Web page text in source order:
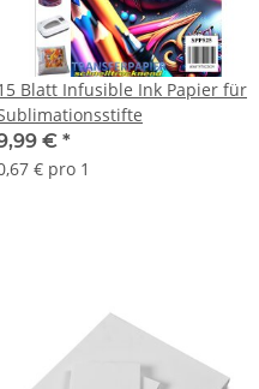
Blatt Infusible Ink Papier für
€ *
€ pro 1